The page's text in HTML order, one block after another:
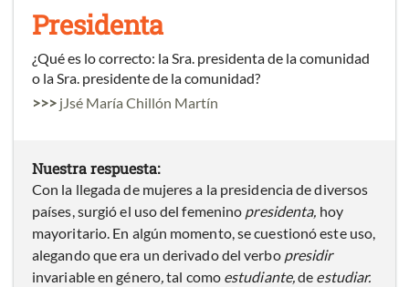
Presidenta
¿Qué es lo correcto: la Sra. presidenta de la comunidad
o la Sra. presidente de la comunidad?
>>> jJsé María Chillón Martín
Nuestra respuesta:
Con la llegada de mujeres a la presidencia de diversos
países, surgió el uso del femenino presidenta, hoy
mayoritario. En algún momento, se cuestionó este uso,
alegando que era un derivado del verbo presidir
invariable en género,tal como estudiante,de estudiar.